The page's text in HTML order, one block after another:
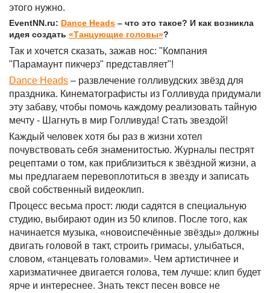
этого нужно.
EventNN.ru: Dance Heads – что это такое? И как возникла
идея создать «Танцующие головы»?
Так и хочется сказать, зажав нос: "Компания
"Парамаунт пикчерз" представляет"!
Dance Heads – развлечение голливудских звёзд для
праздника. Кинематографисты из Голливуда придумали
эту забаву, чтобы помочь каждому реализовать тайную
мечту - Шагнуть в мир Голливуда! Стать звездой!
Каждый человек хотя бы раз в жизни хотел
почувствовать себя знаменитостью. Журналы пестрят
рецептами о том, как приблизиться к звёздной жизни, а
мы предлагаем перевоплотиться в звезду и записать
свой собственный видеоклип.
Процесс весьма прост: люди садятся в специальную
студию, выбирают один из 50 клипов. После того, как
начинается музыка, «новоиспечённые звёзды» должны
двигать головой в такт, строить гримасы, улыбаться,
словом, «танцевать головами». Чем артистичнее и
харизматичнее двигается голова, тем лучше: клип будет
ярче и интереснее. Знать текст песен вовсе не